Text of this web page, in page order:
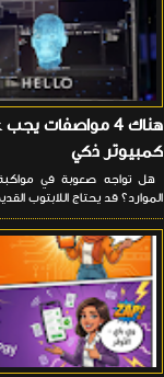
هناك 4 مواصفات
كمبيوتر ذكي
هل تواجه صعوبة في
الموارد؟ قد يحتاج اللابتوب